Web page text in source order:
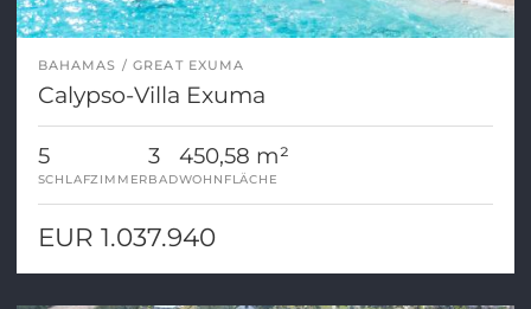
BAHAMAS GREAT EXUMA
Calypso-Villa Exuma
5
SCHLAFZIMMER
3
BAD
450,58 m²
WOHNFLÄCHE
EUR 1.037.940